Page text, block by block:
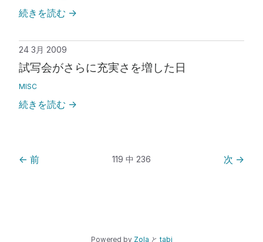
続きを読む →
24 3月 2009
試写会がさらに充実さを増した日
MISC
続きを読む →
← 前 119 中 236 次 →
Powered by Zola と tabi